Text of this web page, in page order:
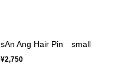
sAn Ang Hair Pin small
¥2,750